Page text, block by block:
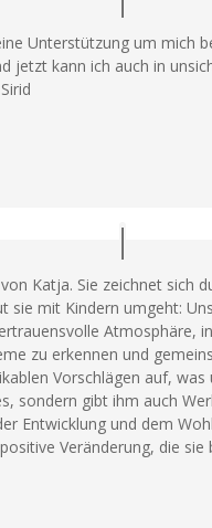
Unterstützung um mich
jetzt kann ich auch in
Katja. Sie zeichnet sich
sie mit Kindern umgeht:
Atmosphäre,
zu erkennen und
Vorschlägen auf,
sondern gibt ihm auch
Entwicklung und dem
Veränderung, die sie